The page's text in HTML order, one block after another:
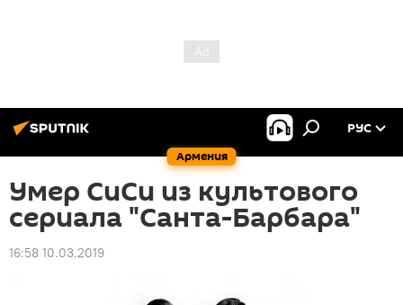
Армения
РУС
Умер СиСи из культового
сериала "Санта-Барбара"
16:58 10.03.2019